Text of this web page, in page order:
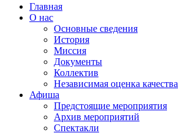
Главная
О нас
Основные сведения
История
Миссия
Документы
Коллектив
Независимая оценка качества
Афиша
Предстоящие мероприятия
Архив мероприятий
Спектакли